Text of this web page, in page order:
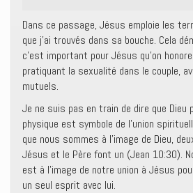
Dans ce passage, Jésus emploie les
que j’ai trouvés dans sa bouche. Cela
c’est important pour Jésus qu’on
pratiquant la sexualité dans le couple,
mutuels.
Je ne suis pas en train de dire que Dieu
physique est symbole de l’union
que nous sommes à l’image de Dieu,
Jésus et le Père font un (Jean 10:30).
est à l’image de notre union à Jésus
un seul esprit avec lui.